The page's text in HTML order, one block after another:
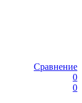
Сравнение
0
0